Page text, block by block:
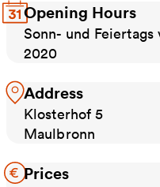
Opening Hours
Sonn- und Feiertags
2020
Address
Klosterhof 5
Maulbronn
Prices